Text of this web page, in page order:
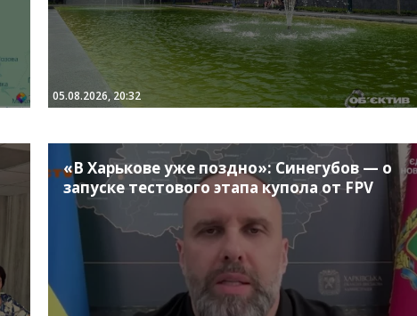
05.08.2026, 20:32
«В Харькове уже поздно»: Синегубов — о
запуске тестового этапа купола от FPV